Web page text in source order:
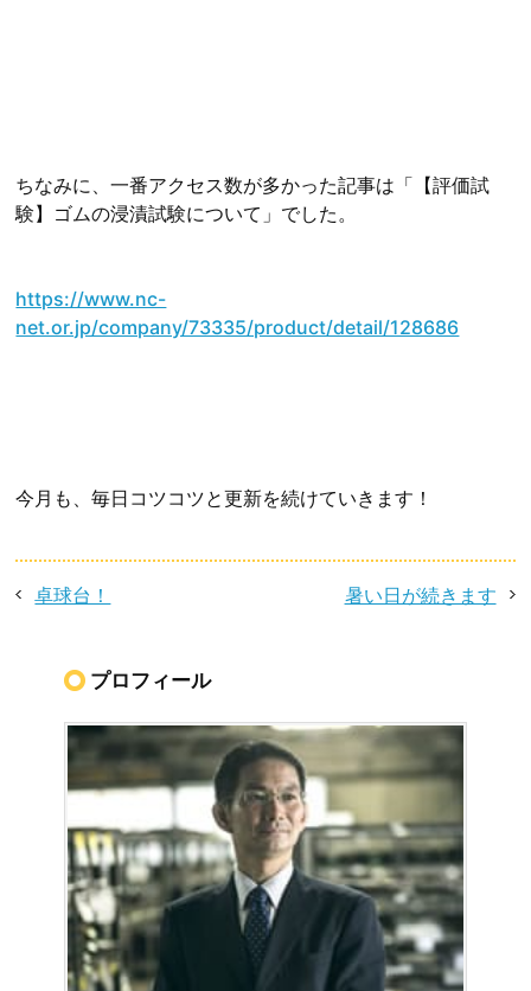
ちなみに、一番アクセス数が多かった記事は「【評価試
験】ゴムの浸漬試験について」でした。
https://www.nc-
net.or.jp/company/73335/product/detail/128686
今月も、毎日コツコツと更新を続けていきます！
卓球台！ 暑い日が続きます
プロフィール